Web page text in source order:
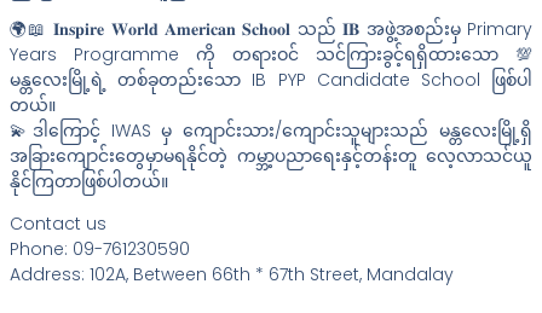
🌍📖 𝐈𝐧𝐬𝐩𝐢𝐫𝐞 𝐖𝐨𝐫𝐥𝐝 𝐀𝐦𝐞𝐫𝐢𝐜𝐚𝐧 𝐒𝐜𝐡𝐨𝐨𝐥 သည် 𝐈𝐁 အဖွဲ့အစည်းမှ Primary
Years Programme ကို တရားဝင် သင်ကြားခွင့်ရရှိထားသော 💯
မန္တလေးမြို့ရဲ့ တစ်ခုတည်းသော IB PYP Candidate School ဖြစ်ပါ
တယ်။
💫ဒါကြောင့် IWAS မှ ကျောင်းသား/ကျောင်းသူများသည် မန္တ‌လေးမြို့ရှိ
အခြားကျောင်းတွေမှာမရနိုင်တဲ့ ကမ္ဘာ့ပညာရေးနှင့်တန်းတူ လေ့လာသင်ယူ
နိုင်ကြတာဖြစ်ပါတယ်။
Contact us
Phone: 09-761230590
Address: 102A, Between 66th * 67th Street, Mandalay